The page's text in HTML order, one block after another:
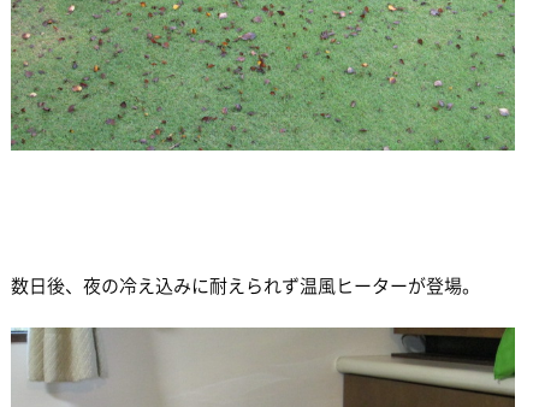
数日後、夜の冷え込みに耐えられず温風ヒーターが登場。